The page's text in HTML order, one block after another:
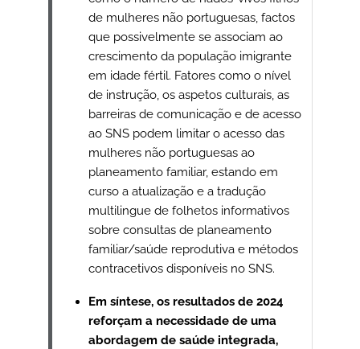
de mulheres não portuguesas, factos
que possivelmente se associam ao
crescimento da população imigrante
em idade fértil. Fatores como o nível
de instrução, os aspetos culturais, as
barreiras de comunicação e de acesso
ao SNS podem limitar o acesso das
mulheres não portuguesas ao
planeamento familiar, estando em
curso a atualização e a tradução
multilingue de folhetos informativos
sobre consultas de planeamento
familiar/saúde reprodutiva e métodos
contracetivos disponíveis no SNS.
Em síntese, os resultados de 2024
reforçam a necessidade de uma
abordagem de saúde integrada,